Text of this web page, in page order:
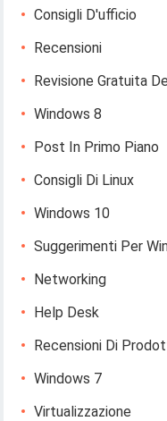
Consigli D'ufficio
Recensioni
Revisione Gratuita
Windows 8
Post In Primo Piano
Consigli Di Linux
Windows 10
Suggerimenti Per
Networking
Help Desk
Recensioni Di
Windows 7
Virtualizzazione